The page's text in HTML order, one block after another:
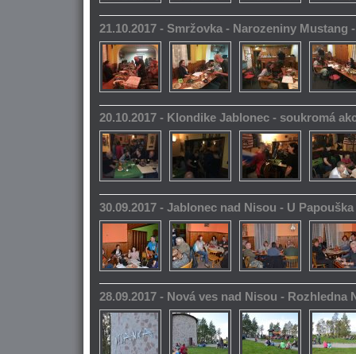
21.10.2017 - Smržovka - Narozeniny Mustang
20.10.2017 - Klondike Jablonec - soukromá
30.09.2017 - Jablonec nad Nisou - U
28.09.2017 - Nová ves nad Nisou - Rozhledna